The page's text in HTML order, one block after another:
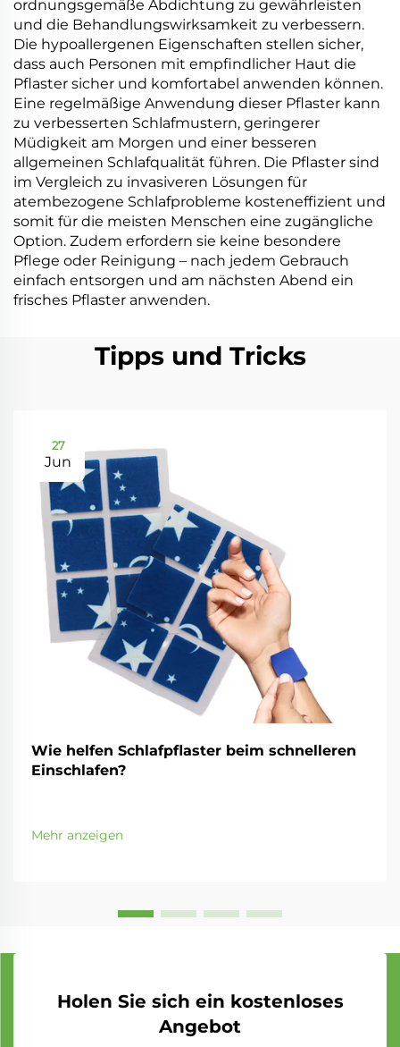
ordnungsgemäße Abdichtung zu gewährleisten
und die Behandlungswirksamkeit zu verbessern.
Die hypoallergenen Eigenschaften stellen sicher,
dass auch Personen mit empfindlicher Haut die
Pflaster sicher und komfortabel anwenden können.
Eine regelmäßige Anwendung dieser Pflaster kann
zu verbesserten Schlafmustern, geringerer
Müdigkeit am Morgen und einer besseren
allgemeinen Schlafqualität führen. Die Pflaster sind
im Vergleich zu invasiveren Lösungen für
atembezogene Schlafprobleme kosteneffizient und
somit für die meisten Menschen eine zugängliche
Option. Zudem erfordern sie keine besondere
Pflege oder Reinigung – nach jedem Gebrauch
einfach entsorgen und am nächsten Abend ein
frisches Pflaster anwenden.
Tipps und Tricks
27
Jun
Wie helfen Schlafpflaster beim schnelleren
Einschlafen?
Mehr anzeigen
Holen Sie sich ein kostenloses
Angebot